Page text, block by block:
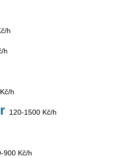
h
h
h
120-1500 Kč/h
Kč/h